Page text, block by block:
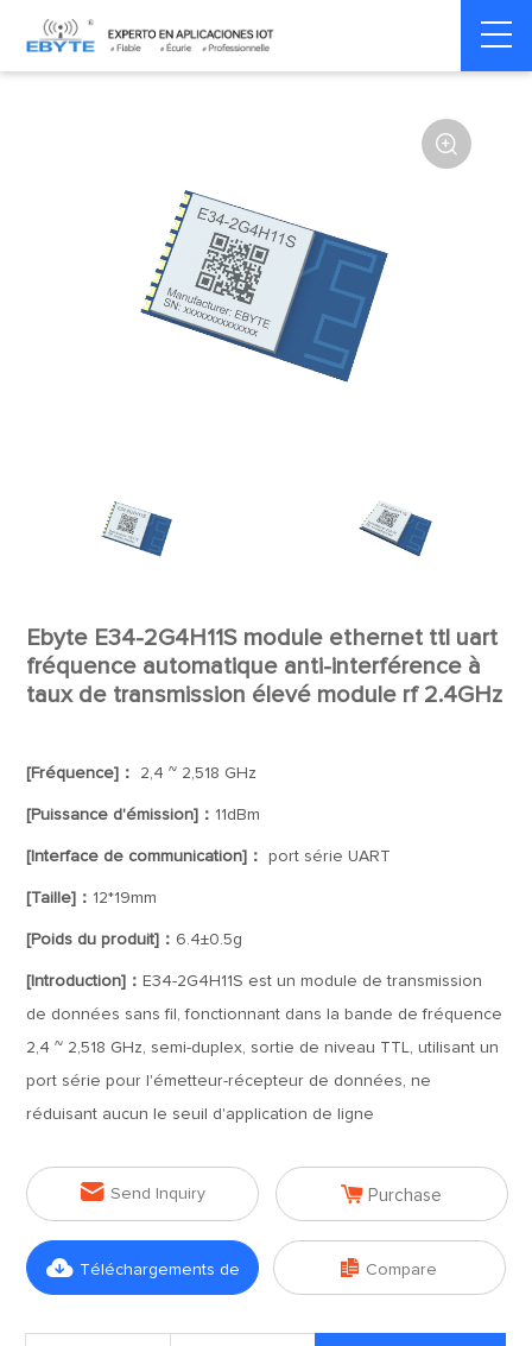
Home > Module > SPI/SOC/UART

Ebyte E34-2G4H11S module ethernet ttl uart
fréquence automatique anti-interférence à
taux de transmission élevé module rf 2.4GHz
[Fréquence]： 2,4 ~ 2,518 GHz
[Puissance d'émission]： 11dBm
[Interface de communication]： port série UART
[Taille]： 12*19mm
[Poids du produit]： 6.4±0.5g
[Introduction]： E34-2G4H11S est un module de transmission
de données sans fil, fonctionnant dans la bande de fréquence
2,4 ~ 2,518 GHz, semi-duplex, sortie de niveau TTL, utilisant un
port série pour l'émetteur-récepteur de données, ne
réduisant aucun le seuil d'application de ligne
 Send Inquiry  Purchase
 Téléchargements de  Compare